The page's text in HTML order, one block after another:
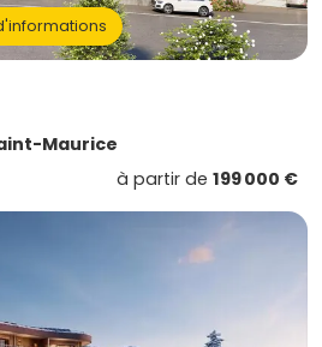
Maurice
à partir de 199 000 €